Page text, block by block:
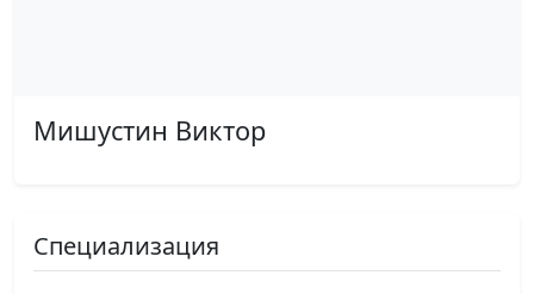
Мишустин Виктор
Специализация